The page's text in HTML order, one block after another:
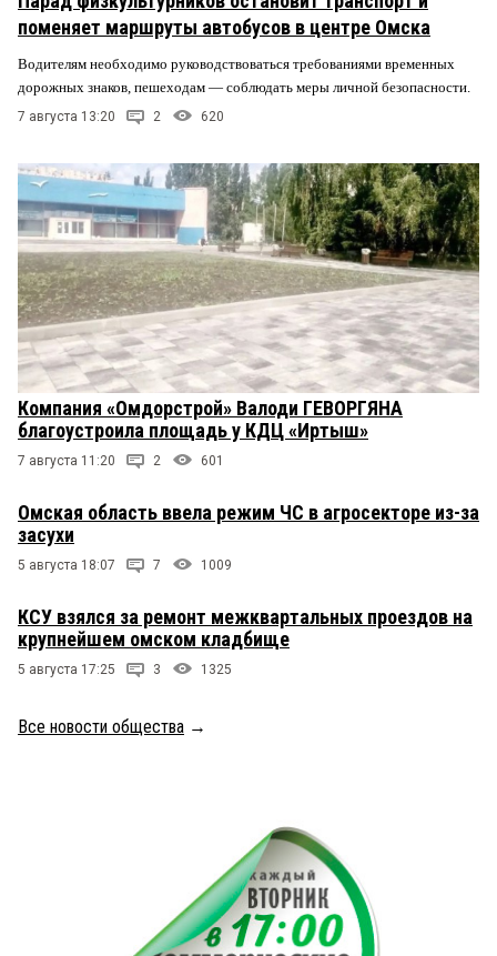
поменяет маршруты автобусов в центре Омска
Водителям необходимо руководствоваться требованиями временных
дорожных знаков, пешеходам — соблюдать меры личной безопасности.
7 августа 13:20 2 620
Компания «Омдорстрой» Валоди ГЕВОРГЯНА
благоустроила площадь у КДЦ «Иртыш»
7 августа 11:20 2 601
Омская область ввела режим ЧС в агросекторе из-за
засухи
5 августа 18:07 7 1009
КСУ взялся за ремонт межквартальных проездов на
крупнейшем омском кладбище
5 августа 17:25 3 1325
Все новости общества →